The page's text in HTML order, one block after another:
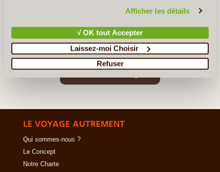
Afficher les détails
√ OK tout Accepter
Laissez-moi Choisir
Refuser
sont succédé, les civilisations se sont croisées : (...)
En détail ≻
LE VOYAGE AUTREMENT
Qui sommes-nous ?
Le Concept
Notre Charte